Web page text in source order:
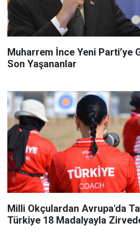
Muharrem İnce Yeni Parti’ye
Son Yaşananlar
Milli Okçulardan Avrupa'da
Türkiye 18 Madalyayla